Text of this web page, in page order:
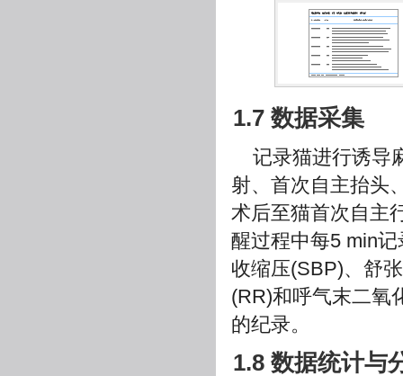
1.7 数据采集
记录猫进行诱导
射、首次自主抬头
术后至猫首次自主
醒过程中每5 min
收缩压(SBP)、舒
(RR)和呼气末二氧
的纪录。
1.8 数据统计与